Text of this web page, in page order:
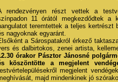
rendezvényen részt vettek a
11 órától megkezdődtek a
teremtettek a teljes
nagyoknak egyaránt.
a Sárospatakról érkező
és dalbirtokos, zenei artista,
órakor Pásztor Jánosné
köszöntötte a megjelent
megjelent
majd mindenkinek jó